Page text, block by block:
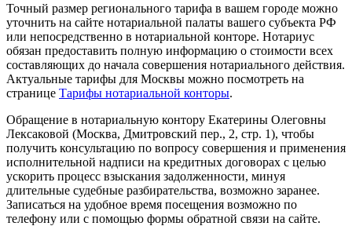
Точный размер регионального тарифа в вашем городе можно
уточнить на сайте нотариальной палаты вашего субъекта РФ
или непосредственно в нотариальной конторе. Нотариус
обязан предоставить полную информацию о стоимости всех
составляющих до начала совершения нотариального действия.
Актуальные тарифы для Москвы можно посмотреть на
странице Тарифы нотариальной конторы.
Обращение в нотариальную контору Екатерины Олеговны
Лексаковой (Москва, Дмитровский пер., 2, стр. 1), чтобы
получить консультацию по вопросу совершения и применения
исполнительной надписи на кредитных договорах с целью
ускорить процесс взыскания задолженности, минуя
длительные судебные разбирательства, возможно заранее.
Записаться на удобное время посещения возможно по
телефону или с помощью формы обратной связи на сайте.